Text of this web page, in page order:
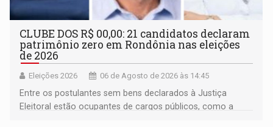
CLUBE DOS R$ 00,00: 21 candidatos declaram
patrimônio zero em Rondônia nas eleições
de 2026
Eleições 2026 06 de Agosto de 2026 às 14:45
Entre os postulantes sem bens declarados à Justiça
Eleitoral estão ocupantes de cargos públicos, como a